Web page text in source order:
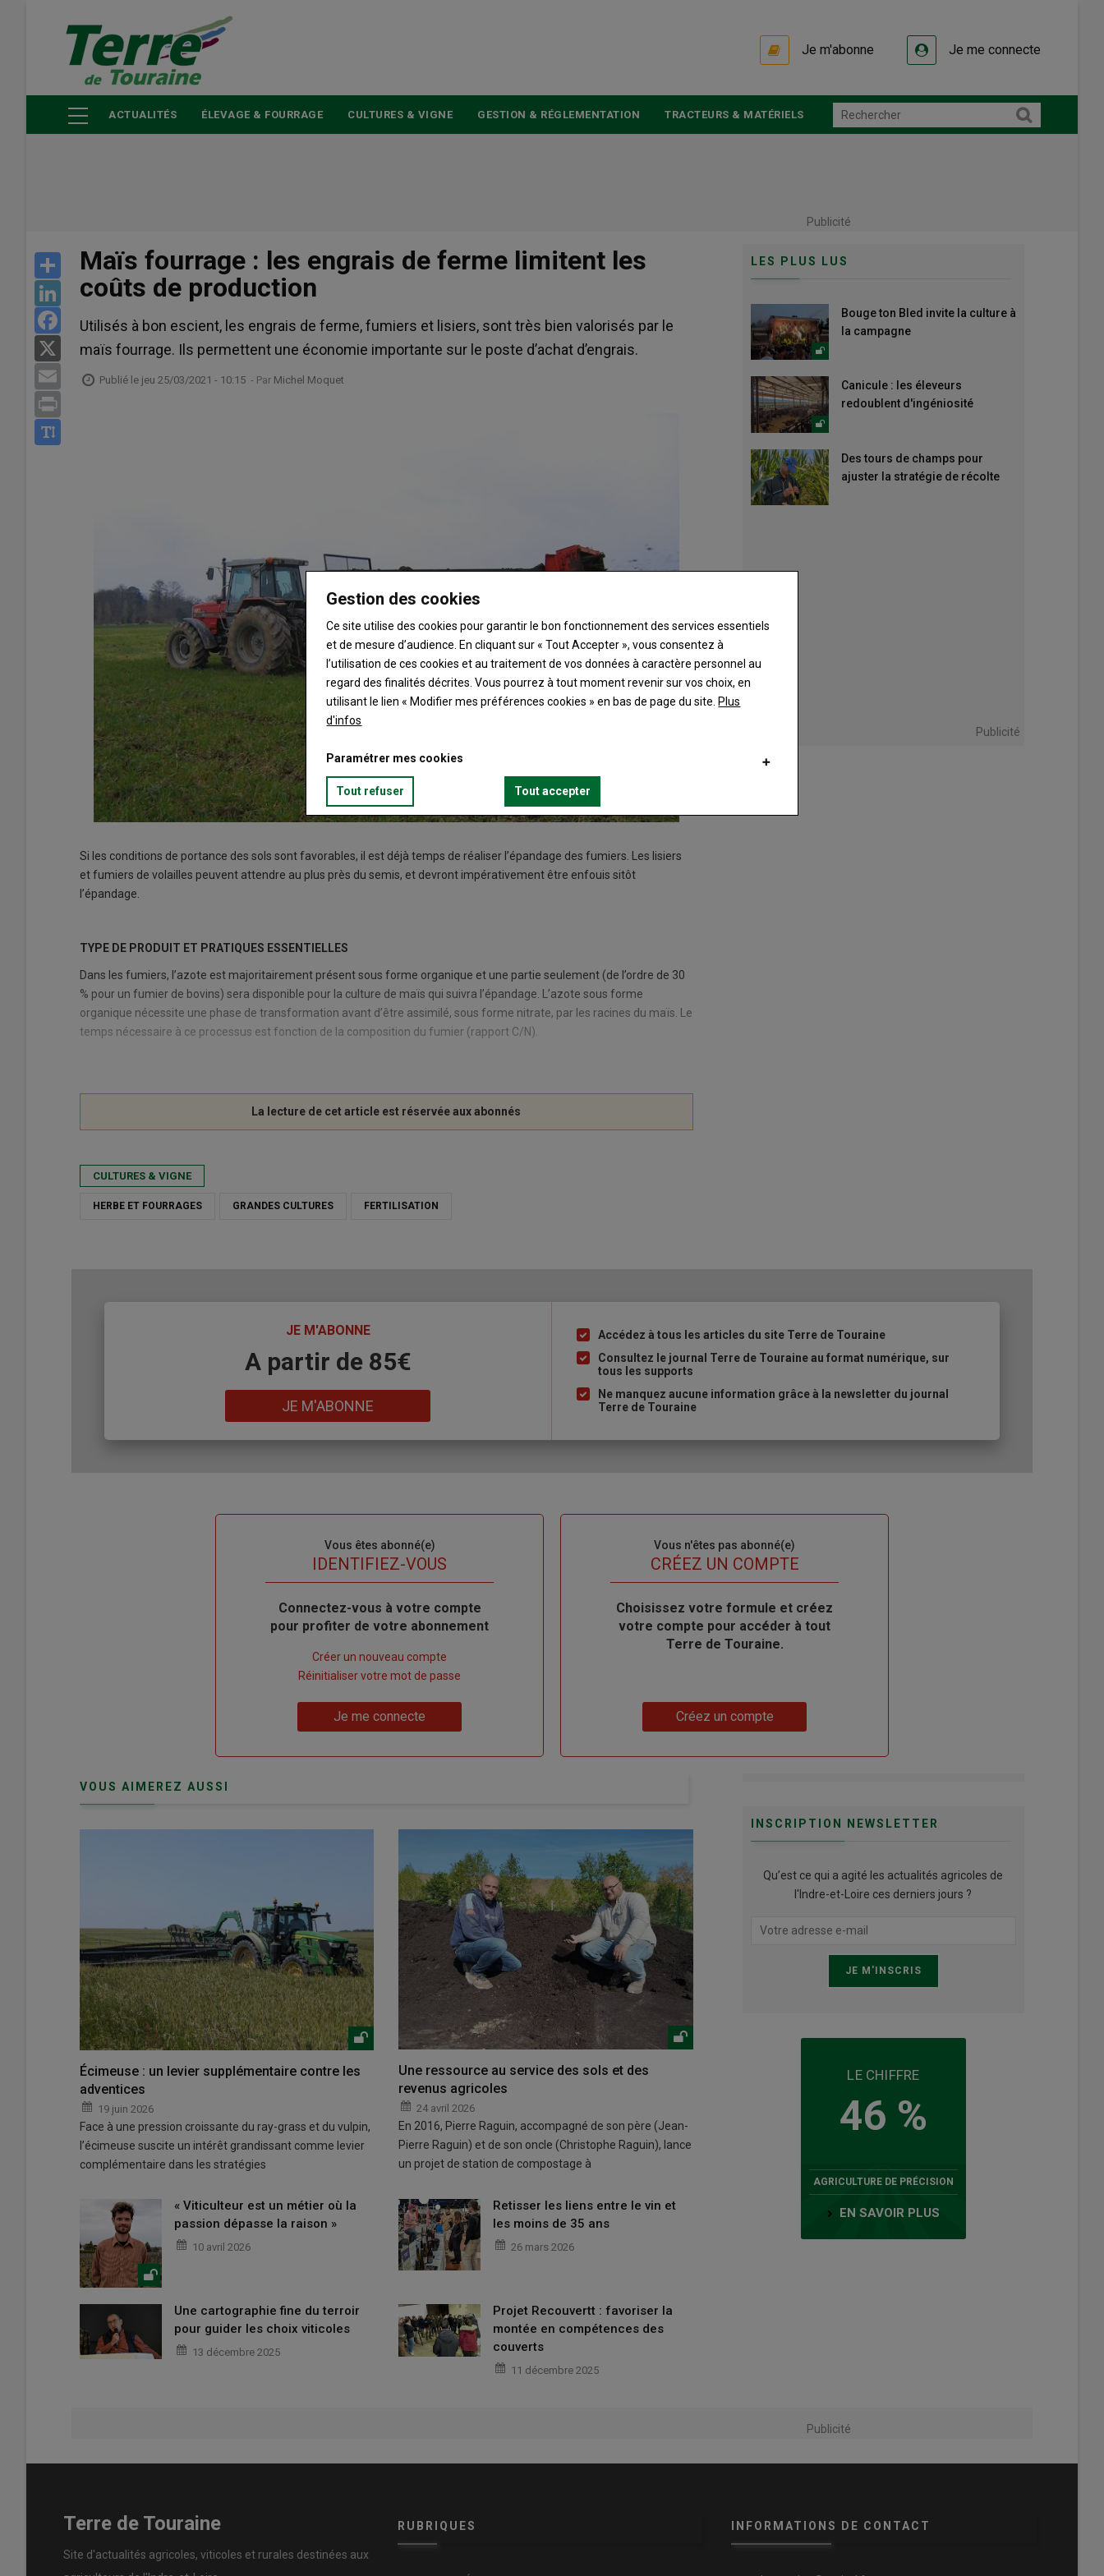
principal
Je m'abonne Je me connecte
ACTUALITÉS ÉLEVAGE & FOURRAGE CULTURES & VIGNE GESTION & RÉGLEMENTATION TRACTEURS & MATÉRIELS
Publicité
Share
LinkedIn
Facebook
Email
Maïs fourrage : les engrais de ferme limitent les
coûts de production
Utilisés à bon escient, les engrais de ferme, fumiers et lisiers, sont très bien valorisés par le
maïs fourrage. Ils permettent une économie importante sur le poste d’achat d’engrais.
Publié le jeu 25/03/2021 - 10:15 - Par Michel Moquet
Si les conditions de portance des sols sont favorables, il est déjà temps de réaliser l’épandage des fumiers. Les lisiers
et fumiers de volailles peuvent attendre au plus près du semis, et devront impérativement être enfouis sitôt
l’épandage.
TYPE DE PRODUIT ET PRATIQUES ESSENTIELLES
Dans les fumiers, l’azote est majoritairement présent sous forme organique et une partie seulement (de l’ordre de 30
% pour un fumier de bovins) sera disponible pour la culture de maïs qui suivra l’épandage. L’azote sous forme
organique nécessite une phase de transformation avant d’être assimilé, sous forme nitrate, par les racines du maïs. Le
temps nécessaire à ce processus est fonction de la composition du fumier (rapport C/N).
CULTURES & VIGNE
HERBE ET FOURRAGES GRANDES CULTURES FERTILISATION
LES PLUS LUS
Bouge ton Bled invite la culture à
la campagne
Canicule : les éleveurs
redoublent d'ingéniosité
Des tours de champs pour
ajuster la stratégie de récolte
Publicité
JE M'ABONNE
A partir de 85€
JE M'ABONNE
Liste
à
puce
Accédez à tous les articles du site Terre de Touraine
Consultez le journal Terre de Touraine au format numérique, sur
tous les supports
Ne manquez aucune information grâce à la newsletter du journal
Terre de Touraine
Vous êtes abonné(e)
IDENTIFIEZ-VOUS
Body
Connectez-vous à votre compte
pour profiter de votre abonnement
compte"
Créer un nouveau compte
Réinitialiser votre mot de passe
Je me connecte
Vous n'êtes pas abonné(e)
TITRECRÉEZ UN COMPTE
Body
Choisissez votre formule et créez
votre compte pour accéder à tout
Terre de Touraine.
Créez un compte
VOUS AIMEREZ AUSSI
Écimeuse : un levier supplémentaire contre les
adventices
19 juin 2026
Face à une pression croissante du ray-grass et du vulpin,
l’écimeuse suscite un intérêt grandissant comme levier
complémentaire dans les stratégies
Une ressource au service des sols et des
revenus agricoles
24 avril 2026
En 2016, Pierre Raguin, accompagné de son père (Jean-
Pierre Raguin) et de son oncle (Christophe Raguin), lance
un projet de station de compostage à
« Viticulteur est un métier où la
passion dépasse la raison »
10 avril 2026
Retisser les liens entre le vin et
les moins de 35 ans
26 mars 2026
Une cartographie fine du terroir
pour guider les choix viticoles
13 décembre 2025
Projet Recouvertt : favoriser la
montée en compétences des
couverts
11 décembre 2025
INSCRIPTION NEWSLETTER
Qu’est ce qui a agité les actualités agricoles de
l'Indre-et-Loire ces derniers jours ?
LE CHIFFRE
46 %
AGRICULTURE DE PRÉCISION
EN SAVOIR PLUS
Publicité
Terre de Touraine
Site d'actualités agricoles, viticoles et rurales destinées aux
RUBRIQUES INFORMATIONS DE CONTACT
Gestion des cookies
Ce site utilise des cookies pour garantir le bon fonctionnement des services essentiels
et de mesure d’audience. En cliquant sur « Tout Accepter », vous consentez à
l’utilisation de ces cookies et au traitement de vos données à caractère personnel au
regard des finalités décrites. Vous pourrez à tout moment revenir sur vos choix, en
utilisant le lien « Modifier mes préférences cookies » en bas de page du site. Plus
d'infos
Paramétrer mes cookies
Tout refuser Tout accepter